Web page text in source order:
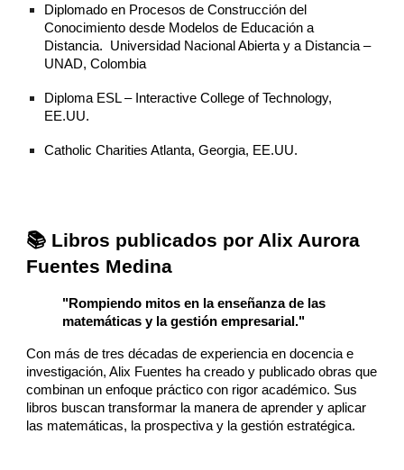
Diplomado en Procesos de Construcción del
Conocimiento desde Modelos de Educación a
Distancia. Universidad Nacional Abierta y a Distancia –
UNAD, Colombia
Diploma ESL – Interactive College of Technology,
EE.UU.
Catholic Charities Atlanta, Georgia, EE.UU.
📚 Libros publicados por Alix Aurora
Fuentes Medina
"Rompiendo mitos en la enseñanza de las
matemáticas y la gestión empresarial."
Con más de tres décadas de experiencia en docencia e
investigación, Alix Fuentes ha creado y publicado obras que
combinan un enfoque práctico con rigor académico. Sus
libros buscan transformar la manera de aprender y aplicar
las matemáticas, la prospectiva y la gestión estratégica.